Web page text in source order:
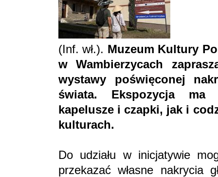
(Inf. wł.). Muzeum Kultury
w Wambierzycach
wystawy poświęconej
świata. Ekspozycja ma
kapelusze i czapki, jak i
kulturach.
Do udziału w inicjatywie
przekazać własne nakrycia